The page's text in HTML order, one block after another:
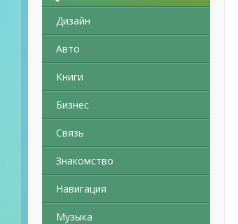
Дизайн
Авто
Книги
Бизнес
Связь
Знакомство
Навигация
Музыка